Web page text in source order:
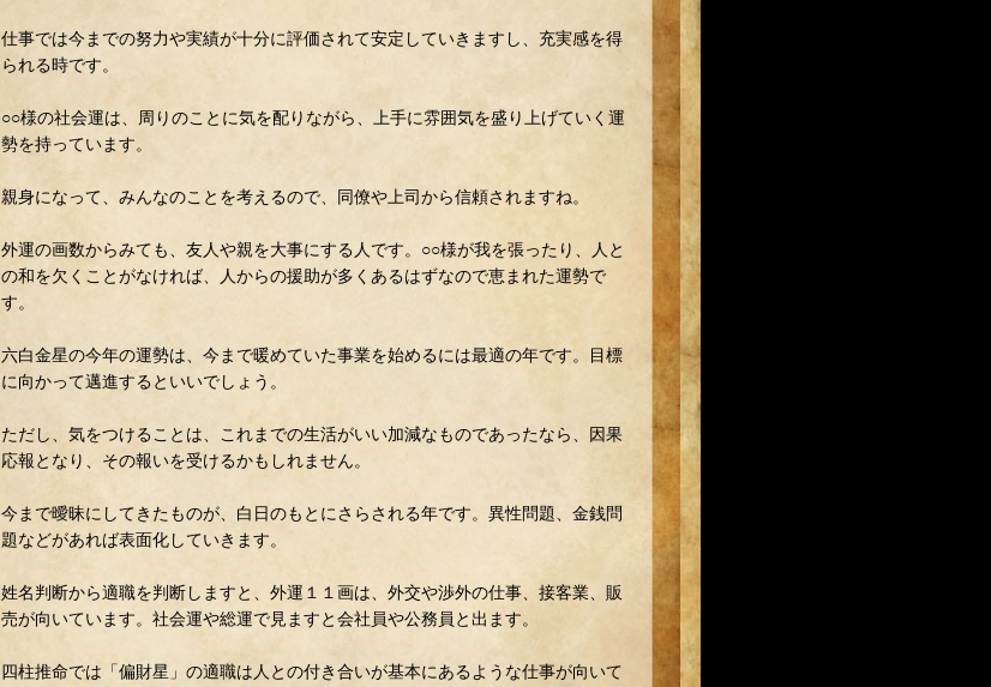
仕事では今までの努力や実績が十分に評価されて安定していきますし、充実感を得
られる時です。
○○様の社会運は、周りのことに気を配りながら、上手に雰囲気を盛り上げていく運
勢を持っています。
親身になって、みんなのことを考えるので、同僚や上司から信頼されますね。
外運の画数からみても、友人や親を大事にする人です。○○様が我を張ったり、人と
の和を欠くことがなければ、人からの援助が多くあるはずなので恵まれた運勢で
す。
六白金星の今年の運勢は、今まで暖めていた事業を始めるには最適の年です。目標
に向かって邁進するといいでしょう。
ただし、気をつけることは、これまでの生活がいい加減なものであったなら、因果
応報となり、その報いを受けるかもしれません。
今まで曖昧にしてきたものが、白日のもとにさらされる年です。異性問題、金銭問
題などがあれば表面化していきます。
姓名判断から適職を判断しますと、外運１１画は、外交や渉外の仕事、接客業、販
売が向いています。社会運や総運で見ますと会社員や公務員と出ます。
四柱推命では「偏財星」の適職は人との付き合いが基本にあるような仕事が向いて